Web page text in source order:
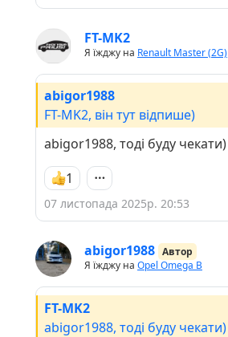
FT-MK2
Я їжджу на Renault Master (2G)
abigor1988
FT-MK2, він тут відпише)
abigor1988, тоді буду чекати)
1
07 листопада 2025р. 20:53
abigor1988 Автор
Я їжджу на Opel Omega B
FT-MK2
abigor1988, тоді буду чекати)